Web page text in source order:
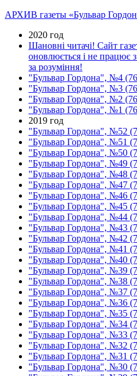
АРХИВ газеты «Бульвар
2020 год
Шановні читачі! Сайт
оновлюється і не працює
за розуміння!
"Бульвар Гордона", №4
"Бульвар Гордона", №3
"Бульвар Гордона", №2
"Бульвар Гордона", №1
2019 год
"Бульвар Гордона", №52
"Бульвар Гордона", №51
"Бульвар Гордона", №50
"Бульвар Гордона", №49
"Бульвар Гордона", №48
"Бульвар Гордона", №47
"Бульвар Гордона", №46
"Бульвар Гордона", №45
"Бульвар Гордона", №44
"Бульвар Гордона", №43
"Бульвар Гордона", №42
"Бульвар Гордона", №41
"Бульвар Гордона", №40
"Бульвар Гордона", №39
"Бульвар Гордона", №38
"Бульвар Гордона", №37
"Бульвар Гордона", №36
"Бульвар Гордона", №35
"Бульвар Гордона", №34
"Бульвар Гордона", №33
"Бульвар Гордона", №32
"Бульвар Гордона", №31
"Бульвар Гордона", №30